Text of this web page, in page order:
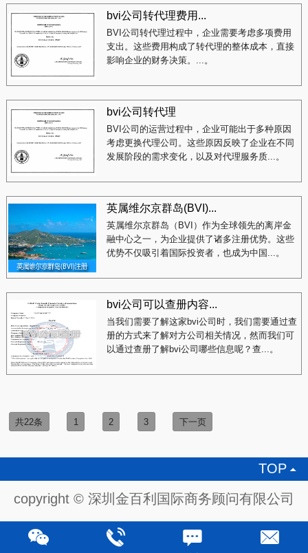
bvi公司转代理费用...
BVI公司转代理过程中，企业需要考虑多项费用
支出。这些费用构成了转代理的整体成本，直接
影响企业的财务决策。...。
bvi公司转代理
BVI公司的运营过程中，企业可能出于多种原因
考虑更换代理公司。这些原因反映了企业在不同
发展阶段的需求变化，以及对代理服务质...。
英属维尔京群岛(BVI)...
英属维尔京群岛（BVI）作为全球领先的离岸金
融中心之一，为企业提供了诸多注册优势。这些
优势不仅吸引着国际投资者，也成为中国...。
bvi公司可以查册内容...
当我们需要了解这家bvi公司时，我们需要通过查
册的方式来了解对方公司相关情况，然而我们可
以通过查册了解bvi公司哪些信息呢？查...。
共22条 1 2 3 下一页
TOP
copyright © 深圳金百利国际商务顾问有限公司